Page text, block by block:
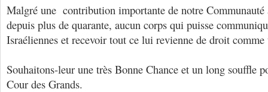
Malgré une contribution importante de notre
depuis plus de quarante, aucun corps qui puisse
Israéliennes et recevoir tout ce lui revienne de droit
Souhaitons-leur une très Bonne Chance et un long souffle
Cour des Grands.